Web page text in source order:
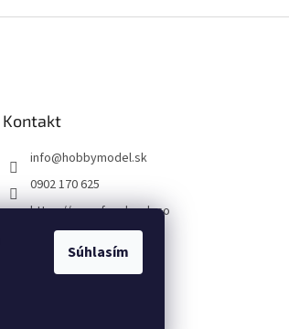
Súhlasím
Kontakt
info@hobbymodel.sk
0902 170 625
https://www.facebook.co
m/skhobbymodel